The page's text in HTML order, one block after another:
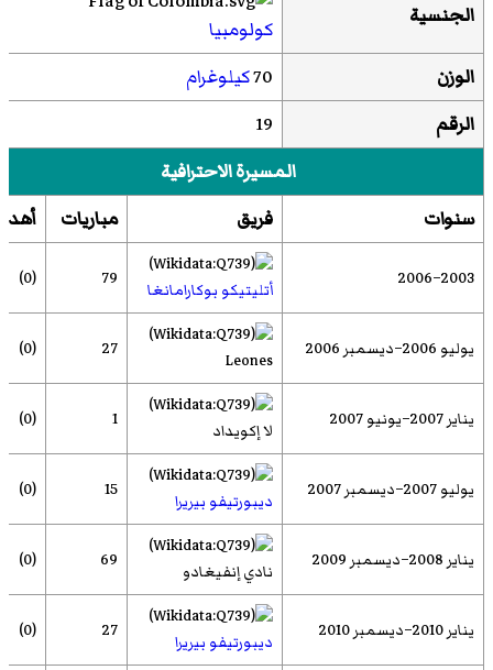
الجنسية
كولومبيا
الوزن
70كيلوغرام
الرقم
19
المسيرة الاحترافية
سنوات
فريق مباريات
2003–2006
أتليتيكو بوكارامانغا
79
(0)
يوليو 2006–ديسمبر 2006
Leones
27
(0)
يناير 2007–يونيو 2007
لا إكويداد
1
(0)
يوليو 2007–ديسمبر 2007
ديبورتيفو بيريرا
15
(0)
يناير 2008–ديسمبر 2009
نادي إنفيغادو
69
(0)
يناير 2010–ديسمبر 2010
ديبورتيفو بيريرا
27
(0)